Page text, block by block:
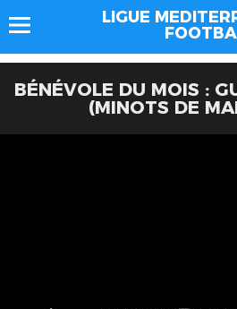
LIGUE
BÉNÉVOLE DU MOIS :
(MINOTS DE